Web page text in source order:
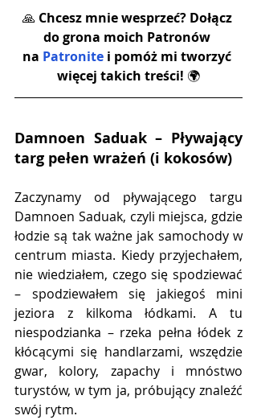
🙏 Chcesz mnie wesprzeć? Dołącz
do grona moich Patronów
na Patronite i pomóż mi tworzyć
więcej takich treści! 🌍
Damnoen Saduak – Pływający
targ pełen wrażeń (i kokosów)
Zaczynamy od pływającego targu
Damnoen Saduak, czyli miejsca, gdzie
łodzie są tak ważne jak samochody w
centrum miasta. Kiedy przyjechałem,
nie wiedziałem, czego się spodziewać
– spodziewałem się jakiegoś mini
jeziora z kilkoma łódkami. A tu
niespodzianka – rzeka pełna łódek z
kłócącymi się handlarzami, wszędzie
gwar, kolory, zapachy i mnóstwo
turystów, w tym ja, próbujący znaleźć
swój rytm.